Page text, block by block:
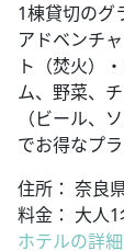
1棟貸切のグ
アドベンチ
ト（焚火）
ム、野菜、
（ビール、
でお得なプラ
住所： 奈良
料金： 大人
ホテルの詳